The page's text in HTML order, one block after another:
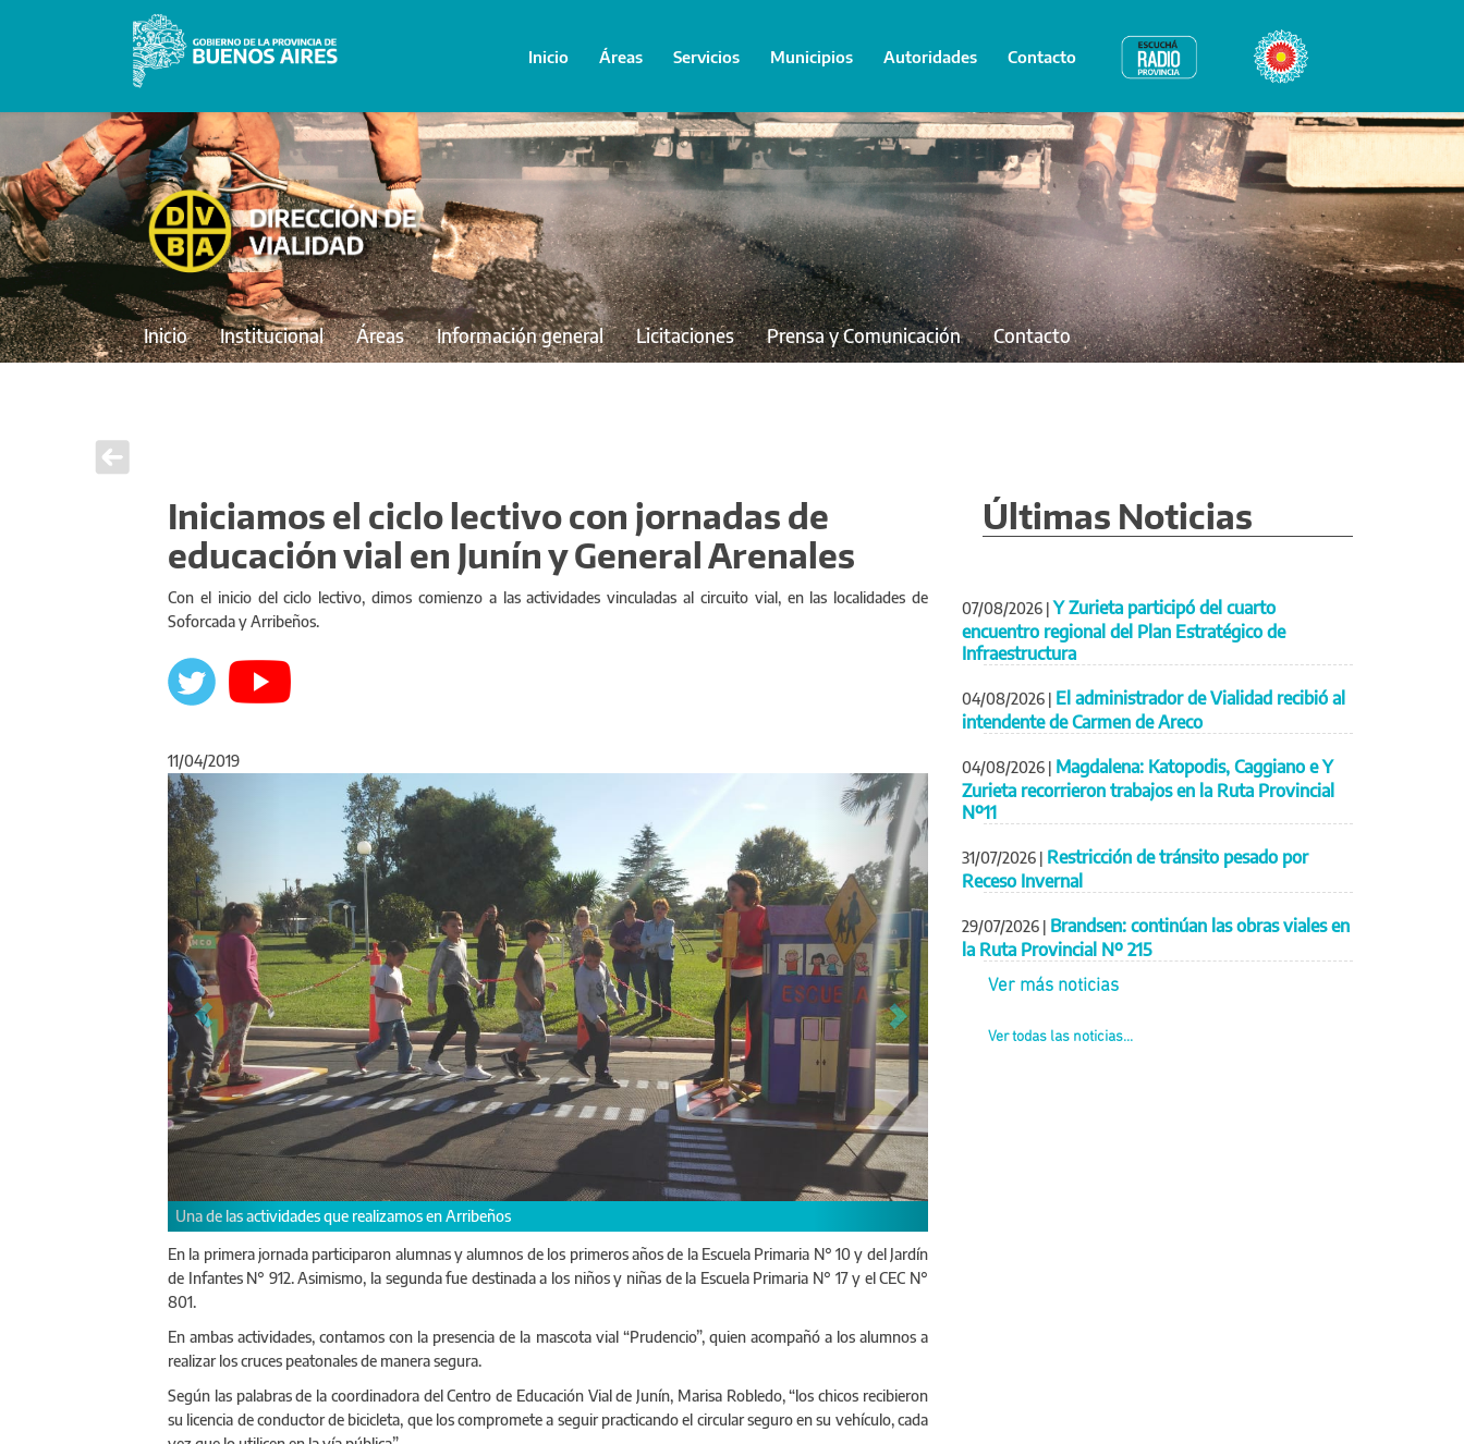
Inicio Áreas Servicios Municipios Autoridades Contacto Radio Provincia Bicentenario
Inicio Institucional Áreas Información general Licitaciones Prensa y Comunicación Contacto
Iniciamos el ciclo lectivo con jornadas de
educación vial en Junín y General Arenales
Con el inicio del ciclo lectivo, dimos comienzo a las actividades vinculadas al circuito vial, en las localidades de
Soforcada y Arribeños.
11/04/2019
Siguiente
En la primera jornada participaron alumnas y alumnos de los primeros años de la Escuela Primaria N° 10 y del Jardín
de Infantes N° 912. Asimismo, la segunda fue destinada a los niños y niñas de la Escuela Primaria N° 17 y el CEC N°
801.
En ambas actividades, contamos con la presencia de la mascota vial “Prudencio”, quien acompañó a los alumnos a
realizar los cruces peatonales de manera segura.
Según las palabras de la coordinadora del Centro de Educación Vial de Junín, Marisa Robledo, “los chicos recibieron
su licencia de conductor de bicicleta, que los compromete a seguir practicando el circular seguro en su vehículo, cada
Últimas Noticias
07/08/2026 | Y Zurieta participó del cuarto
encuentro regional del Plan Estratégico de
Infraestructura
04/08/2026 | El administrador de Vialidad recibió al
intendente de Carmen de Areco
04/08/2026 | Magdalena: Katopodis, Caggiano e Y
Zurieta recorrieron trabajos en la Ruta Provincial
Nº11
31/07/2026 | Restricción de tránsito pesado por
Receso Invernal
29/07/2026 | Brandsen: continúan las obras viales en
la Ruta Provincial Nº 215
Ver más noticias
Ver todas las noticias...